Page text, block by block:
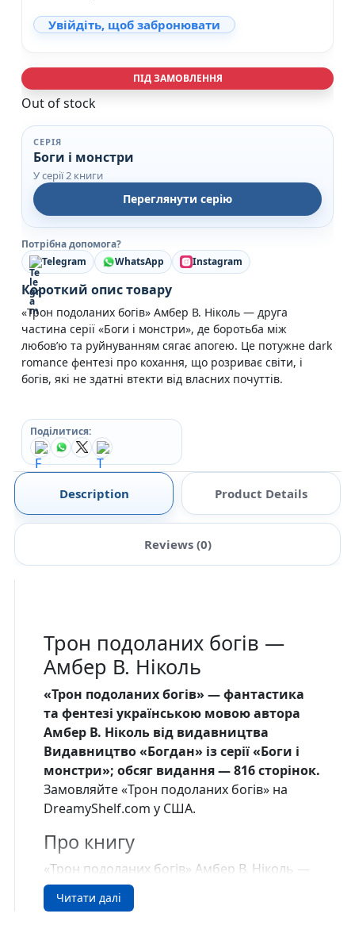
Увійдіть, щоб забронювати
ПІД ЗАМОВЛЕННЯ
Out of stock
СЕРІЯ
Боги і монстри
У серії 2 книги
Переглянути серію
Потрібна допомога?
Telegram
WhatsApp Instagram
Короткий опис товару
«Трон подоланих богів» Амбер В. Ніколь — друга
частина серії «Боги і монстри», де боротьба між
любов’ю та руйнуванням сягає апогею. Це потужне dark
romance фентезі про кохання, що розриває світи, і
богів, які не здатні втекти від власних почуттів.
Поділитися:
Description Product Details
Reviews (0)
Трон подоланих богів —
Амбер В. Ніколь
«Трон подоланих богів» — фантастика
та фентезі українською мовою автора
Амбер В. Ніколь від видавництва
Видавництво «Богдан» із серії «Боги і
монстри»; обсяг видання — 816 сторінок.
Замовляйте «Трон подоланих богів» на
DreamyShelf.com у США.
Про книгу
«Трон подоланих богів» Амбер В. Ніколь —
друга частина серії «Боги і монстри», де
боротьба між любов’ю та руйнуванням
Читати далі